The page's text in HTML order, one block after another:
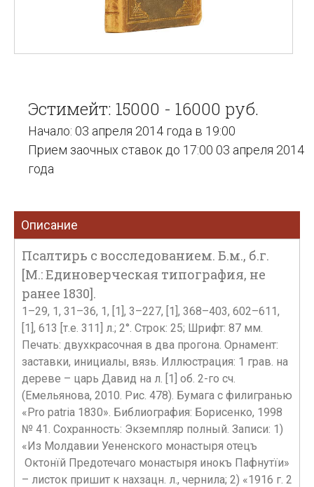
Эстимейт: 15000 - 16000 руб.
Начало: 03 апреля 2014 года в 19:00
Прием заочных ставок до 17:00 03 апреля 2014
года
Описание
Псалтирь с восследованием. Б.м., б.г.
[М.: Единоверческая типография, не
ранее 1830].
1–29, 1, 31–36, 1, [1], 3–227, [1], 368–403, 602–611,
[1], 613 [т.е. 311] л.; 2°. Строк: 25; Шрифт: 87 мм.
Печать: двухкрасочная в два прогона. Орнамент:
заставки, инициалы, вязь. Иллюстрация: 1 грав. на
дереве – царь Давид на л. [1] об. 2-го сч.
(Емельянова, 2010. Рис. 478). Бумага с филигранью
«Pro patria 1830». Библиография: Борисенко, 1998
№ 41. Сохранность: Экземпляр полный. Записи: 1)
«Из Молдавии Уененского монастыря отецъ
Октонїй Предотечаго монастыря инокъ Пафнутїи»
– листок пришит к нахзацн. л., чернила; 2) «1916 г. 2